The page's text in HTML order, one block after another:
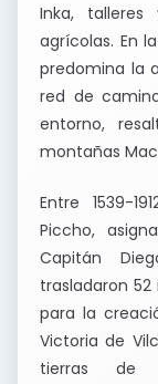
Inka,
agrícolas. En
predomina la
red de
entorno,
montañas
Entre 1539-
Piccho,
Capitán
trasladaron
para la
Victoria de
tierras de